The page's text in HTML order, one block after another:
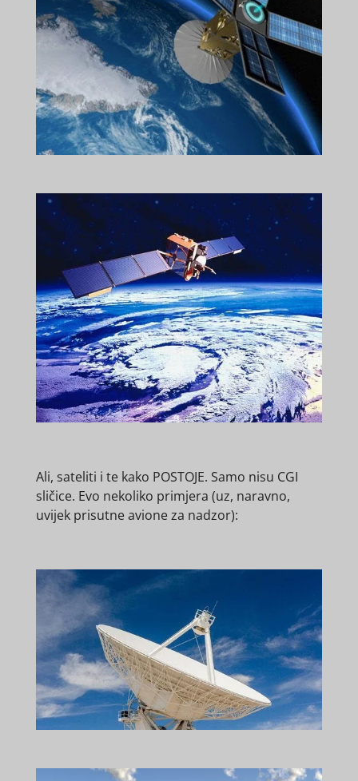
Ali, sateliti i te kako POSTOJE. Samo nisu CGI
sličice. Evo nekoliko primjera (uz, naravno,
uvijek prisutne avione za nadzor):